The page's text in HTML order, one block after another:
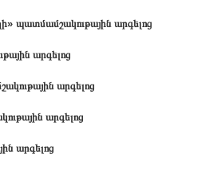
պատմամշակութային արգելոց
արգելոց
արգելոց
արգելոց
արգելոց